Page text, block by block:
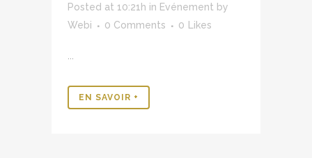
Posted at 10:21h in Evénement by
Webi
0 Comments 0 Likes
...
EN SAVOIR +